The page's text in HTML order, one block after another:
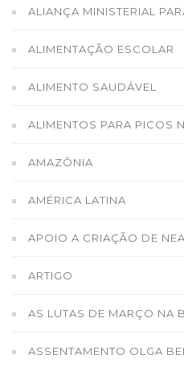
ALIANÇA MINISTERIAL
ALIMENTAÇÃO ESCOLAR
ALIMENTO SAUDÁVEL
ALIMENTOS PARA PICOS
AMAZÔNIA
AMÉRICA LATINA
APOIO A CRIAÇÃO DE
ARTIGO
AS LUTAS DE MARÇO NA
ASSENTAMENTO OLGA